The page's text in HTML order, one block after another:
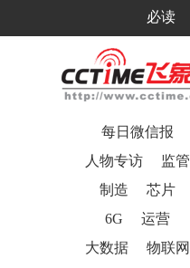
必读
每日微信报
人物专访
监管
制造
芯片
6G
运营
大数据
物联网